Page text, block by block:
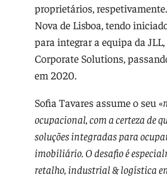
proprietários,
Nova de Lisboa, tendo
para integrar a equipa da
Corporate Solutions,
em 2020.
Sofia Tavares assume o seu «
ocupacional, com a certeza de
soluções integradas para
imobiliário. O desafio é
retalho, industrial & logística